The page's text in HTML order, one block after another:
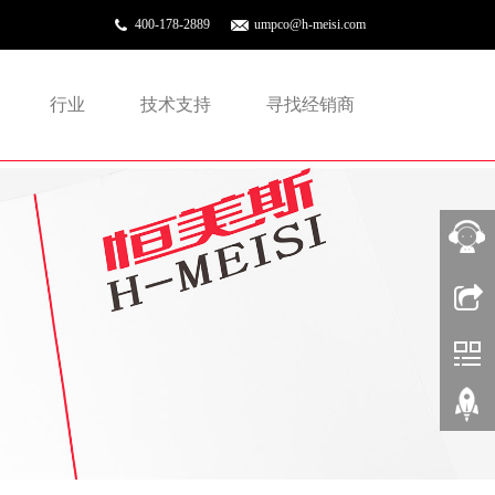
400-178-2889 umpco@h-meisi.com
行业 技术支持 寻找经销商